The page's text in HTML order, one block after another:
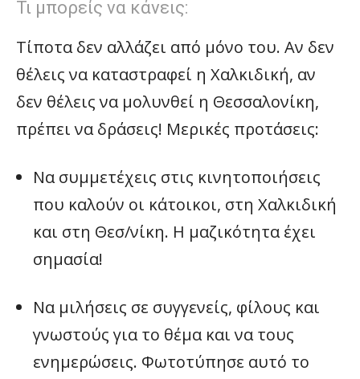
Τι μπορείς να κάνεις:
Τίποτα δεν αλλάζει από μόνο του. Αν δεν
θέλεις να καταστραφεί η Χαλκιδική, αν
δεν θέλεις να μολυνθεί η Θεσσαλονίκη,
πρέπει να δράσεις! Μερικές προτάσεις:
Να συμμετέχεις στις κινητοποιήσεις
που καλούν οι κάτοικοι, στη Χαλκιδική
και στη Θεσ/νίκη. Η μαζικότητα έχει
σημασία!
Να μιλήσεις σε συγγενείς, φίλους και
γνωστούς για το θέμα και να τους
ενημερώσεις. Φωτοτύπησε αυτό το